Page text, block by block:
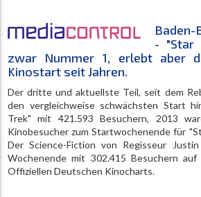
Baden-
- "Star
zwar Nummer 1, erlebt aber
Kinostart seit Jahren.
Der dritte und aktuellste Teil, seit dem
den vergleichweise schwächsten Start
Trek" mit 421.593 Besuchern, 2013
Kinobesucher zum Startwochenende für
Der Science-Fiction von Regisseur
Wochenende mit 302.415 Besuchern
Offiziellen Deutschen Kinocharts.